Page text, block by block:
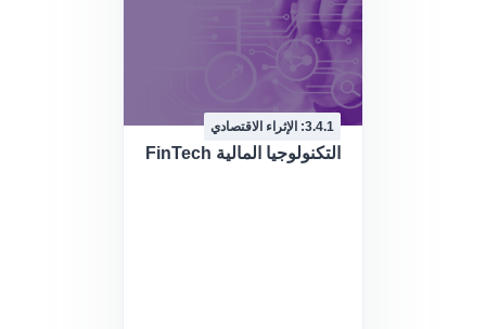
3.4.1: الإثراء الاقتصادي
التكنولوجيا المالية FinTech